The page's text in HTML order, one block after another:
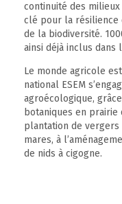
continuité des
clé pour la résilience
de la biodiversité.
ainsi déjà inclus dans
Le monde agricole
national ESEM
agroécologique,
botaniques en
plantation de vergers
mares, à
de nids à cigogne.